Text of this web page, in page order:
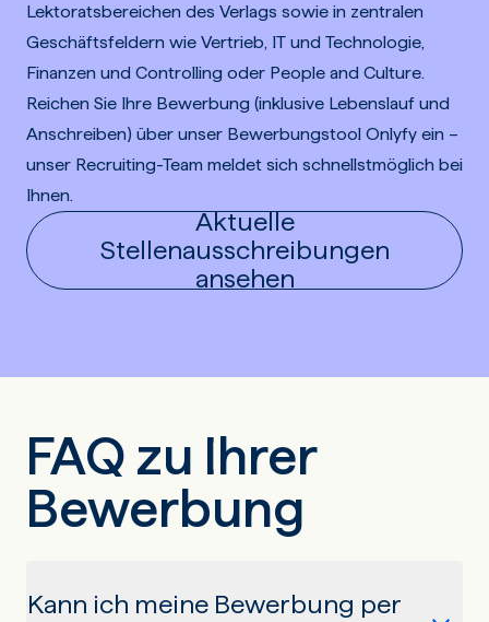
Lektoratsbereichen des Verlags sowie in zentralen
Geschäftsfeldern wie Vertrieb, IT und Technologie,
Finanzen und Controlling oder People and Culture.
Reichen Sie Ihre Bewerbung (inklusive Lebenslauf und
Anschreiben) über unser Bewerbungstool Onlyfy ein –
unser Recruiting-Team meldet sich schnellstmöglich bei
Ihnen.
Aktuelle
Stellenausschreibungen
ansehen
FAQ zu Ihrer
Bewerbung
Kann ich meine Bewerbung per